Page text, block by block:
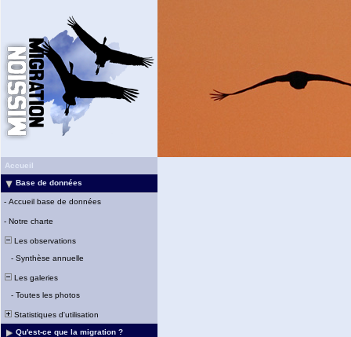
Accueil
Base de données
- Accueil base de données
- Notre charte
Les observations
- Synthèse annuelle
Les galeries
- Toutes les photos
Statistiques d'utilisation
Qu'est-ce que la migration ?